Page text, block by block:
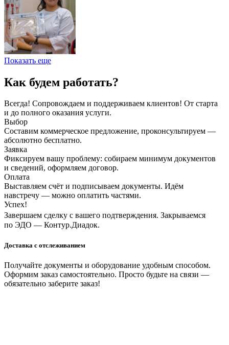
Показать еще
Как будем работать?
Всегда! Сопровождаем и поддерживаем клиентов! От старта
и до полного оказания услуги.
Выбор
Составим коммерческое предложение, проконсультируем —
абсолютно бесплатно.
Заявка
Фиксируем вашу проблему: собираем минимум документов
и сведений, оформляем договор.
Оплата
Выставляем счёт и подписываем документы. Идём
навстречу — можно оплатить частями.
Успех!
Завершаем сделку с вашего подтверждения. Закрываемся
по ЭДО — Контур.Диадок.
Доставка с отслеживанием
Получайте документы и оборудование удобным способом.
Оформим заказ самостоятельно. Просто будьте на связи —
обязательно заберите заказ!